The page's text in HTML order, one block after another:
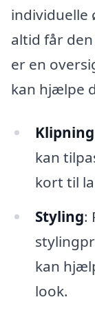
individuelle
altid får
er en
kan hjælpe
Klipning
kan
kort til
Styling:
kan
look.